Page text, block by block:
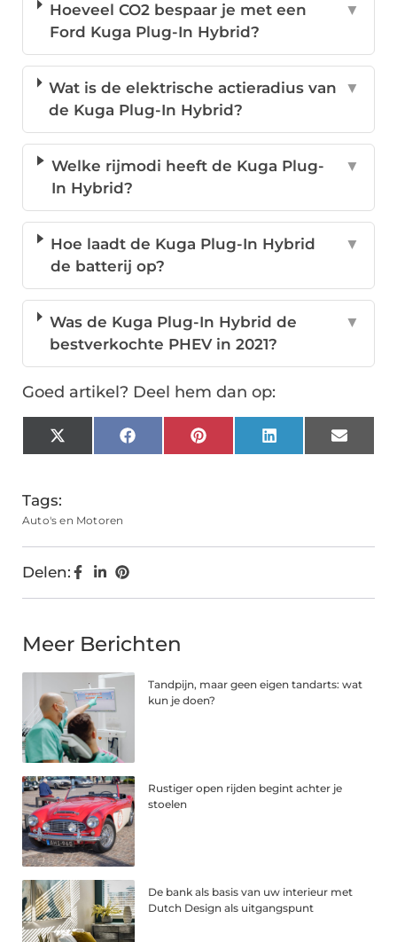
Hoeveel CO2 bespaar je met een
Ford Kuga Plug-In Hybrid?
▼
Wat is de elektrische actieradius van
de Kuga Plug-In Hybrid?
▼
Welke rijmodi heeft de Kuga Plug-
In Hybrid?
▼
Hoe laadt de Kuga Plug-In Hybrid
de batterij op?
▼
Was de Kuga Plug-In Hybrid de
bestverkochte PHEV in 2021?
▼
Goed artikel? Deel hem dan op:
X
(Twitter)
FacebookPinterestLinkedInEmail
Tags:
Auto's en Motoren
Delen:
Meer Berichten
Tandpijn, maar geen eigen tandarts: wat
kun je doen?
Rustiger open rijden begint achter je
stoelen
De bank als basis van uw interieur met
Dutch Design als uitgangspunt